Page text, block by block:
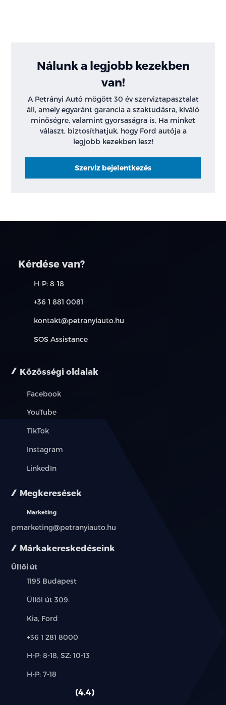
Nálunk a legjobb kezekben
van!
A Petrányi Autó mögött 30 év szerviztapasztalat
áll, amely egyaránt garancia a szaktudásra, kiváló
minőségre, valamint gyorsaságra is. Ha minket
választ, biztosíthatjuk, hogy Ford autója a
legjobb kezekben lesz!
Szerviz bejelentkezés
Márkakereskedéseink
Üllői út
Település:
1195 Budapest
Cím:
Üllői út 309.
Márkák:
Kia, Ford
Telefon:
+36 1 281 8000
Új-
használt
H-P: 8-18, SZ: 10-13
Alkatrész,
H-P: 7-18
4.4
Kérdése van?
H-P: 8-18
+36 1 881 0081
kontakt@petranyiauto.hu
SOS Assistance
Közösségi oldalak
Facebook
YouTube
TikTok
Instagram
LinkedIn
Megkeresések
Marketing
pmarketing@petranyiauto.hu